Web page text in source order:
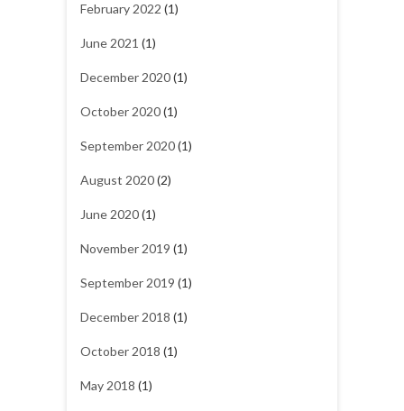
February 2022 (1)
June 2021 (1)
December 2020(1)
October 2020(1)
September 2020(1)
August 2020(2)
June 2020(1)
November 2019 (1)
September 2019 (1)
December 2018 (1)
October 2018 (1)
May 2018 (1)